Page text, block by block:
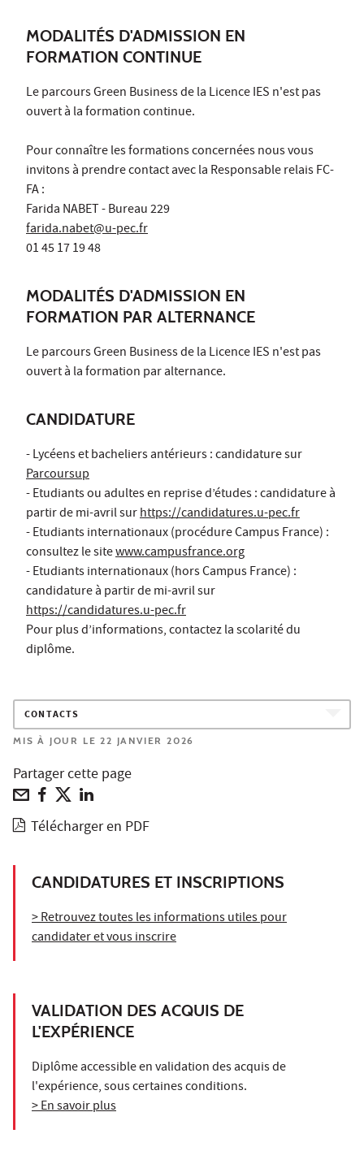
MODALITÉS D'ADMISSION EN
FORMATION CONTINUE
Le parcours Green Business de la Licence IES n'est pas
ouvert à la formation continue.
Pour connaître les formations concernées nous vous
invitons à prendre contact avec la Responsable relais FC-
FA :
Farida NABET - Bureau 229
farida.nabet@u-pec.fr
01 45 17 19 48
MODALITÉS D'ADMISSION EN
FORMATION PAR ALTERNANCE
Le parcours Green Business de la Licence IES n'est pas
ouvert à la formation par alternance.
CANDIDATURE
- Lycéens et bacheliers antérieurs : candidature sur
Parcoursup
- Etudiants ou adultes en reprise d’études : candidature à
partir de mi-avril surhttps://candidatures.u-pec.fr
- Etudiants internationaux (procédure Campus France) :
consultez le sitewww.campusfrance.org
- Etudiants internationaux (hors Campus France) :
candidature à partir de mi-avril sur
https://candidatures.u-pec.fr
Pour plus d’informations, contactez la scolarité du
diplôme.
CONTACTS
MIS À JOUR LE 22 JANVIER 2026
Partager cette page
Télécharger en PDF
CANDIDATURES ET INSCRIPTIONS
> Retrouvez toutes les informations utiles pour
candidater et vous inscrire
VALIDATION DES ACQUIS DE
L'EXPÉRIENCE
Diplôme accessible en validation des acquis de
l'expérience, sous certaines conditions.
> En savoir plus